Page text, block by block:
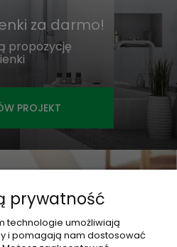
imitujących
prawdziwym
lastryko?
płytki imitujące
oferujemy unikatowe
które integrują tradycję z
naszych najbardziej
za darmo!
propozycję
PROJEKT
nami i otrzymaj
prywatność
technologie umożliwiają
i pomagają nam dostosować